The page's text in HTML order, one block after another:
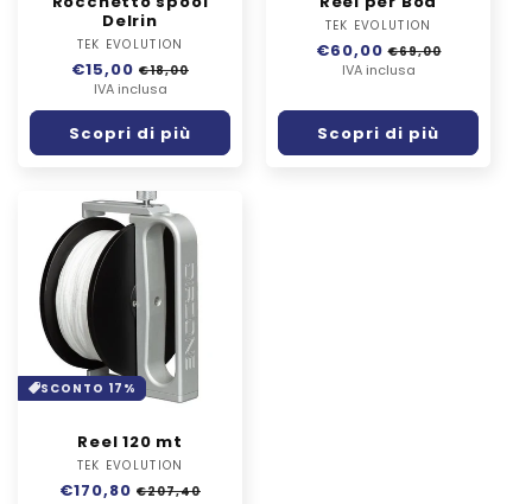
Delrin
Fornitore:
TEK EVOLUTION
Prezzo
listino
€15,00 Prezzo
scontato
€18,00
IVA inclusa
Scopri di più
Fornitore:
TEK EVOLUTION
Prezzo
€60,00 Prezzo
scontato
€69,00
IVA inclusa
Scopri di più
SCONTO 17%
Reel 120 mt
Fornitore:
TEK EVOLUTION
Prezzo
€170,80 Prezzo
€207,40